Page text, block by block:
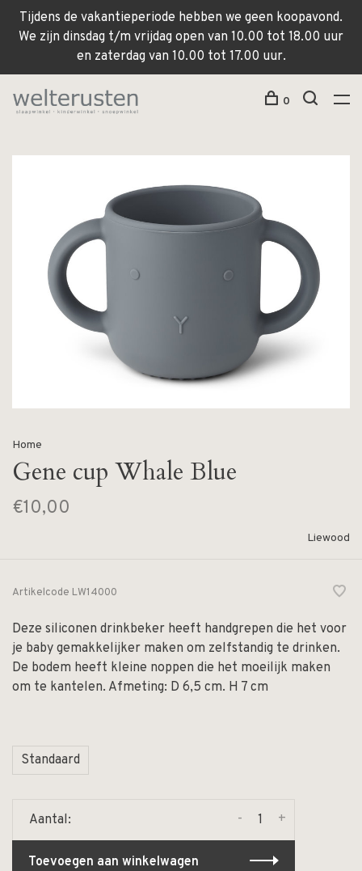
Tijdens de vakantieperiode hebben we geen koopavond.
We zijn dinsdag t/m vrijdag open van 10.00 tot 18.00 uur
en zaterdag van 10.00 tot 17.00 uur.
0
Home
Gene cup Whale Blue
€10,00
Liewood
Artikelcode LW14000
Deze siliconen drinkbeker heeft handgrepen die het voor
je baby gemakkelijker maken om zelfstandig te drinken.
De bodem heeft kleine noppen die het moeilijk maken
om te kantelen. Afmeting: D 6,5 cm. H 7 cm
Standaard
Aantal: +
-
Toevoegen aan winkelwagen